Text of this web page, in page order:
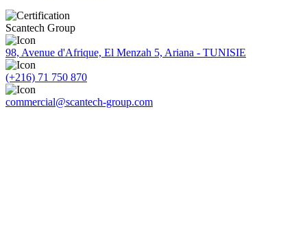
Scantech Group
98, Avenue d'Afrique, El Menzah 5, Ariana - TUNISIE
(+216) 71 750 870
commercial@scantech-group.com